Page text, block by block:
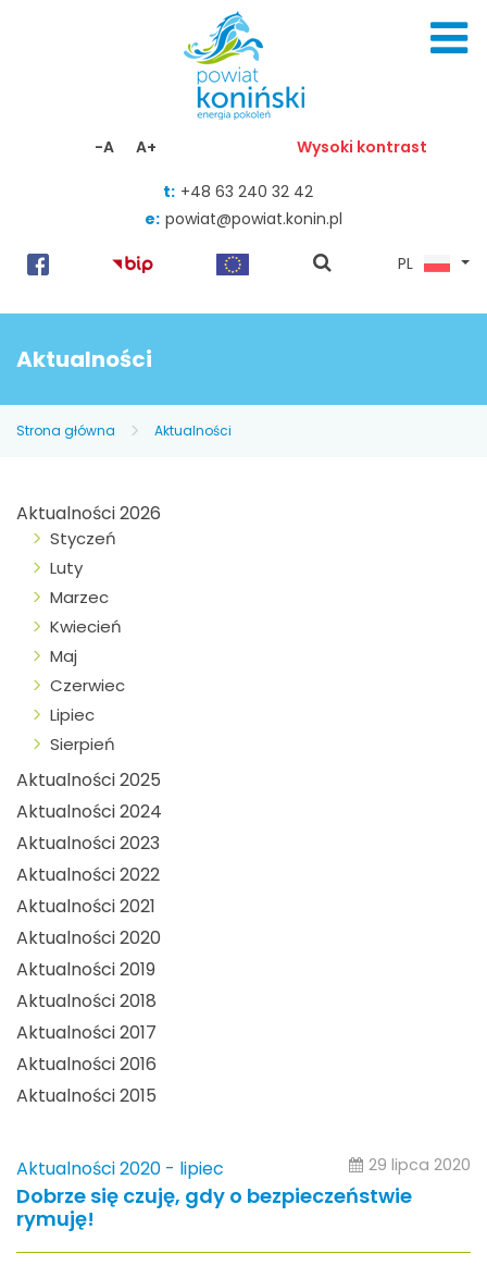
-A A+ Wysoki kontrast
t: +48 63 240 32 42
e: powiat@powiat.konin.pl
pokaż
PL
Aktualności
Strona główna Aktualności
Aktualności 2026
Styczeń
Luty
Marzec
Kwiecień
Maj
Czerwiec
Lipiec
Sierpień
Aktualności 2025
Aktualności 2024
Aktualności 2023
Aktualności 2022
Aktualności 2021
Aktualności 2020
Aktualności 2019
Aktualności 2018
Aktualności 2017
Aktualności 2016
Aktualności 2015
Aktualności 2020 - lipiec 29 lipca 2020
Dobrze się czuję, gdy o bezpieczeństwie
rymuję!